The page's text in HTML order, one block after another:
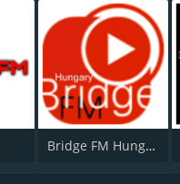
Bridge FM Hungary